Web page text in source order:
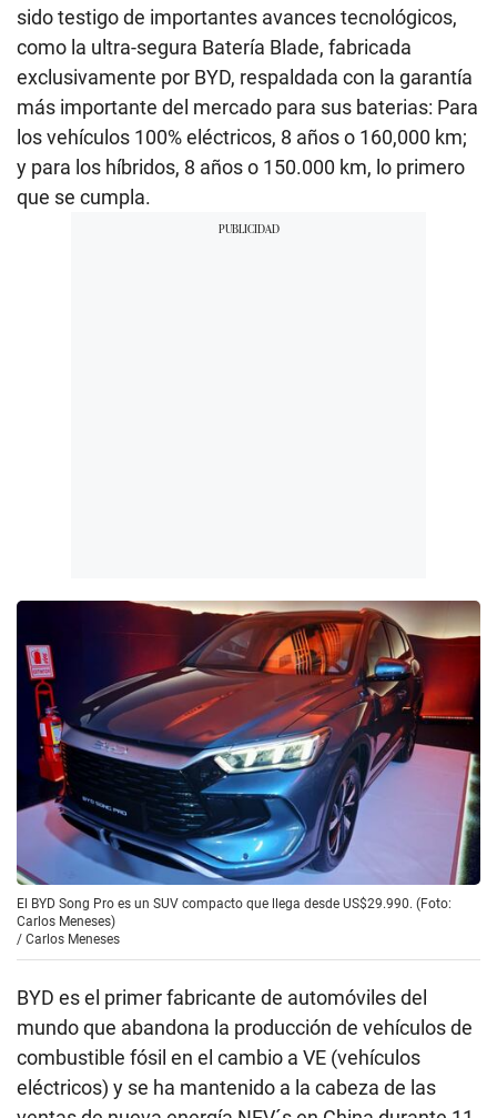
sido testigo de importantes avances tecnológicos,
como la ultra-segura Batería Blade, fabricada
exclusivamente por BYD, respaldada con la garantía
más importante del mercado para sus baterias: Para
los vehículos 100% eléctricos, 8 años o 160,000 km;
y para los híbridos, 8 años o 150.000 km, lo primero
que se cumpla.
El BYD Song Pro es un SUV compacto que llega desde US$29.990. (Foto:
Carlos Meneses)
/ Carlos Meneses
BYD es el primer fabricante de automóviles del
mundo que abandona la producción de vehículos de
combustible fósil en el cambio a VE (vehículos
eléctricos) y se ha mantenido a la cabeza de las